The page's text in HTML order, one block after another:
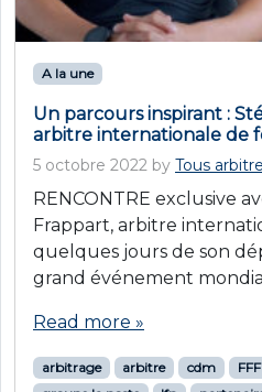
A la une
Un parcours inspirant :
arbitre internationale de
5 octobre 2022 by Tous
RENCONTRE exclusive
Frappart, arbitre
quelques jours de son
grand événement
Read more »
arbitrage arbitre cdm FFF